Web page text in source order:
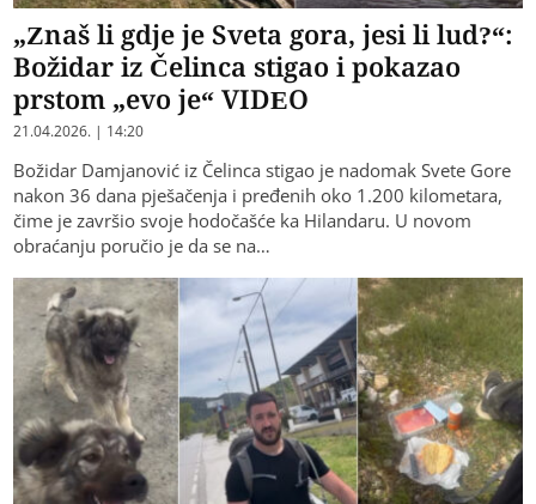
„Znaš li gdje je Sveta gora, jesi li lud?“:
Božidar iz Čelinca stigao i pokazao
prstom „evo je“ VIDEO
21.04.2026. | 14:20
Božidar Damjanović iz Čelinca stigao je nadomak Svete Gore
nakon 36 dana pješačenja i pređenih oko 1.200 kilometara,
čime je završio svoje hodočašće ka Hilandaru. U novom
obraćanju poručio je da se na…